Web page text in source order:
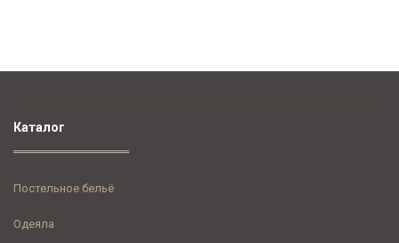
Каталог
Постельное бельё
Одеяла